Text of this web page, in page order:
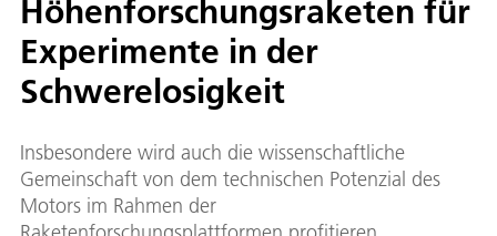
Höhenforschungsraketen für
Experimente in der
Schwerelosigkeit
Insbesondere wird auch die wissenschaftliche
Gemeinschaft von dem technischen Potenzial des
Motors im Rahmen der